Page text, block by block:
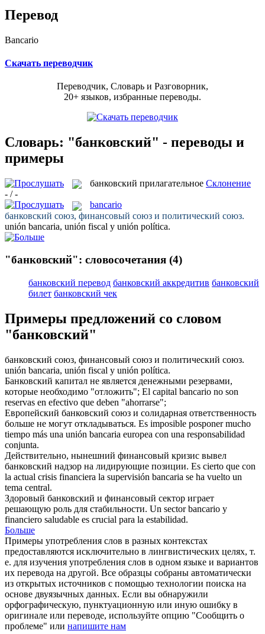
Перевод
Bancario
Скачать переводчик
Переводчик, Словарь и Разговорник,
20+ языков, избранные переводы.
Словарь: "банковский" - переводы и
примеры
банковский прилагательное Склонение
- / -
bancario
банковский союз, финансовый союз и политический союз.
unión bancaria, unión fiscal y unión política.
"банковский": словосочетания (4)
банковский перевод банковский аккредитив банковский
билет банковский чек
Примеры предложений со словом
"банковский"
банковский союз, финансовый союз и политический союз.
unión bancaria, unión fiscal y unión política.
Банковский капитал не является денежными резервами,
которые необходимо "отложить"; El capital bancario no son
reservas en efectivo que deben "ahorrarse";
Европейский банковский союз и солидарная ответственность
больше не могут откладываться. Es imposible posponer mucho
tiempo más una unión bancaria europea con una responsabilidad
conjunta.
Действительно, нынешний финансовый кризис вывел
банковский надзор на лидирующие позиции. Es cierto que con
la actual crisis financiera la supervisión bancaria se ha vuelto un
tema central.
Здоровый банковский и финансовый сектор играет
решающую роль для стабильности. Un sectorbancario y
financiero saludable es crucial para la estabilidad.
Больше
Примеры употребления слов в разных контекстах
предоставляются исключительно в лингвистических целях, т.
е. для изучения употребления слов в одном языке и вариантов
их перевода на другой. Все образцы собраны автоматически
из открытых источников с помощью технологии поиска на
основе двуязычных данных. Если вы обнаружили
орфографическую, пунктуационную или иную ошибку в
оригинале или переводе, используйте опцию "Сообщить о
проблеме" или напишите нам